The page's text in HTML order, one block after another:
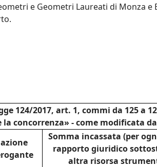
e Geometri Laureati di Monza
124/2017, art. 1, commi da 125 a
concorrenza» - come modificata
Somma incassata (per
rapporto giuridico
altra risorsa